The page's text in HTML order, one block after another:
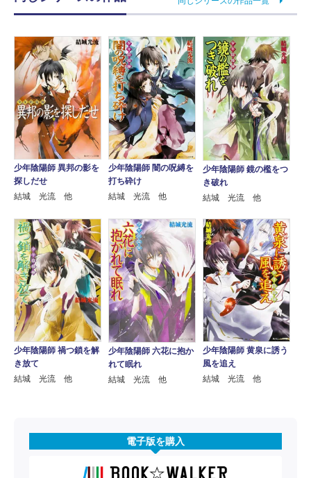
少年陰陽師 異邦の影を
探しだせ
結城 光流 他
少年陰陽師 闇の呪縛を
打ち砕け
結城 光流 他
少年陰陽師 鏡の檻をつ
き破れ
結城 光流 他
少年陰陽師 禍つ鎖を解
き放て
結城 光流 他
少年陰陽師 六花に抱か
れて眠れ
結城 光流 他
少年陰陽師 黄泉に誘う
風を追え
結城 光流 他
電子版を購入